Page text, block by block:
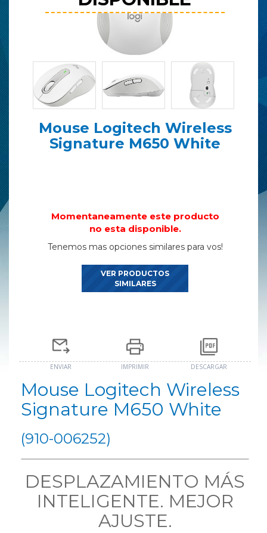
Mouse Logitech Wireless
Signature M650 White
Momentaneamente este producto
no esta disponible.
Tenemos mas opciones similares para vos!
VER PRODUCTOS
SIMILARES
ENVIAR IMPRIMIR DESCARGAR
Mouse Logitech Wireless
Signature M650 White
(910-006252)
DESPLAZAMIENTO MÁS
INTELIGENTE. MEJOR
AJUSTE.